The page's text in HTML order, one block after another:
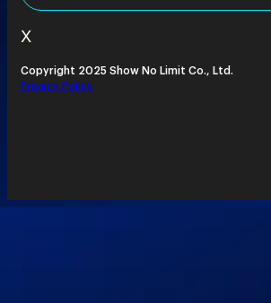
X
Copyright 2025 Show No Limit Co., Ltd.
Privacy Policy